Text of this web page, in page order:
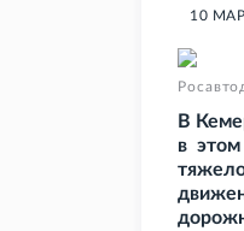
10
В
в этом